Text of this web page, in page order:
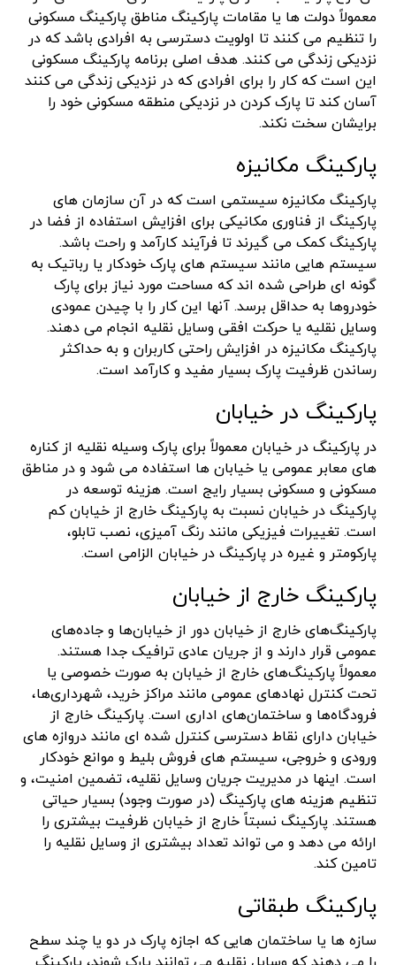
معمولاً دولت ها یا مقامات پارکینگ مناطق پارکینگ مسکونی
را تنظیم می کنند تا اولویت دسترسی به افرادی باشد که در
نزدیکی زندگی می کنند. هدف اصلی برنامه پارکینگ مسکونی
این است که کار را برای افرادی که در نزدیکی زندگی می کنند
آسان کند تا پارک کردن در نزدیکی منطقه مسکونی خود را
برایشان سخت نکند.
پارکینگ مکانیزه
پارکینگ مکانیزه سیستمی است که در آن سازمان های
پارکینگ از فناوری مکانیکی برای افزایش استفاده از فضا در
پارکینگ کمک می گیرند تا فرآیند کارآمد و راحت باشد.
سیستم هایی مانند سیستم های پارک خودکار یا رباتیک به
گونه ای طراحی شده اند که مساحت مورد نیاز برای پارک
خودروها به حداقل برسد. آنها این کار را با چیدن عمودی
وسایل نقلیه یا حرکت افقی وسایل نقلیه انجام می دهند.
پارکینگ مکانیزه در افزایش راحتی کاربران و به حداکثر
رساندن ظرفیت پارک بسیار مفید و کارآمد است.
پارکینگ در خیابان
در پارکینگ در خیابان معمولاً برای پارک وسیله نقلیه از کناره
های معابر عمومی یا خیابان ها استفاده می شود و در مناطق
مسکونی و مسکونی بسیار رایج است. هزینه توسعه در
پارکینگ در خیابان نسبت به پارکینگ خارج از خیابان کم
است. تغییرات فیزیکی مانند رنگ آمیزی، نصب تابلو،
پارکومتر و غیره در پارکینگ در خیابان الزامی است.
پارکینگ خارج از خیابان
پارکینگ‌های خارج از خیابان دور از خیابان‌ها و جاده‌های
عمومی قرار دارند و از جریان عادی ترافیک جدا هستند.
معمولاً پارکینگ‌های خارج از خیابان به صورت خصوصی یا
تحت کنترل نهادهای عمومی مانند مراکز خرید، شهرداری‌ها،
فرودگاه‌ها و ساختمان‌های اداری است. پارکینگ خارج از
خیابان دارای نقاط دسترسی کنترل شده ای مانند دروازه های
ورودی و خروجی، سیستم های فروش بلیط و موانع خودکار
است. اینها در مدیریت جریان وسایل نقلیه، تضمین امنیت، و
تنظیم هزینه های پارکینگ (در صورت وجود) بسیار حیاتی
هستند. پارکینگ نسبتاً خارج از خیابان ظرفیت بیشتری را
ارائه می دهد و می تواند تعداد بیشتری از وسایل نقلیه را
تامین کند.
پارکینگ طبقاتی
سازه ها یا ساختمان هایی که اجازه پارک در دو یا چند سطح